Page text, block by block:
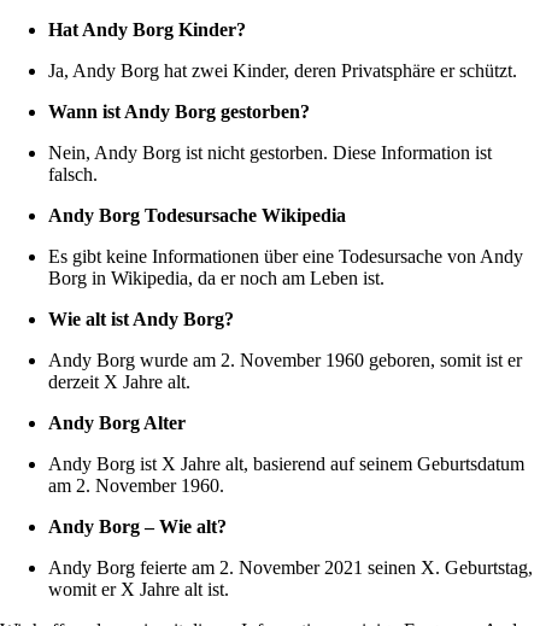
Hat Andy Borg Kinder?
Ja, Andy Borg hat zwei Kinder, deren Privatsphäre er schützt.
Wann ist Andy Borg gestorben?
Nein, Andy Borg ist nicht gestorben. Diese Information ist
falsch.
Andy Borg Todesursache Wikipedia
Es gibt keine Informationen über eine Todesursache von Andy
Borg in Wikipedia, da er noch am Leben ist.
Wie alt ist Andy Borg?
Andy Borg wurde am 2. November 1960 geboren, somit ist er
derzeit X Jahre alt.
Andy Borg Alter
Andy Borg ist X Jahre alt, basierend auf seinem Geburtsdatum
am 2. November 1960.
Andy Borg – Wie alt?
Andy Borg feierte am 2. November 2021 seinen X. Geburtstag,
womit er X Jahre alt ist.